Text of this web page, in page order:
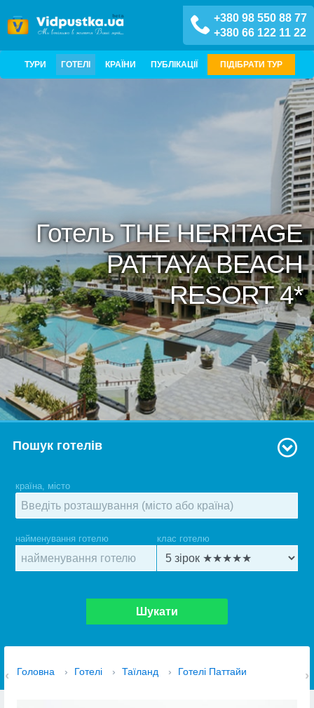
+380 98 550 88 77
+380 66 122 11 22
ТУРИ ГОТЕЛІ КРАЇНИ ПУБЛІКАЦІЇ ПІДІБРАТИ ТУР
Готель THE HERITAGE
PATTAYA BEACH
RESORT 4*
Пошук готелів
країна, місто
найменування готелю клас готелю
Шукати
Головна › Готелі › Таїланд › Готелі Паттайи